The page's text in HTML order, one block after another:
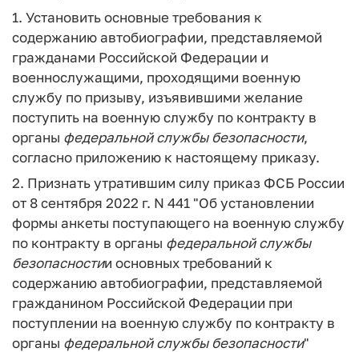
1. Установить основные требования к
содержанию автобиографии, представляемой
гражданами Российской Федерации и
военнослужащими, проходящими военную
службу по призыву, изъявившими желание
поступить на военную службу по контракту в
органы федеральной службы безопасности,
согласно приложению к настоящему приказу.
2. Признать утратившим силу приказ ФСБ России
от 8 сентября 2022 г. N 441 "Об установлении
формы анкеты поступающего на военную службу
по контракту в органы федеральной службы
безопасностии основных требований к
содержанию автобиографии, представляемой
гражданином Российской Федерации при
поступлении на военную службу по контракту в
органы федеральной службы безопасности"